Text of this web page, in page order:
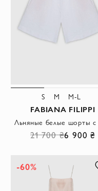
S M M-L
FABIANA FILIPPI
21 700 ₴6 900 ₴
-60%